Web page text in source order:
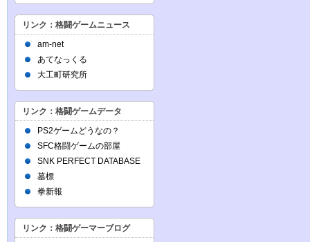
リンク：格闘ゲームニュース
am-net
あてなっくる
大工町研究所
リンク：格闘ゲームデータ
PS2ゲームどうなの？
SFC格闘ゲームの部屋
SNK PERFECT DATABASE
墓標
拳新報
リンク：格闘ゲーマーブログ